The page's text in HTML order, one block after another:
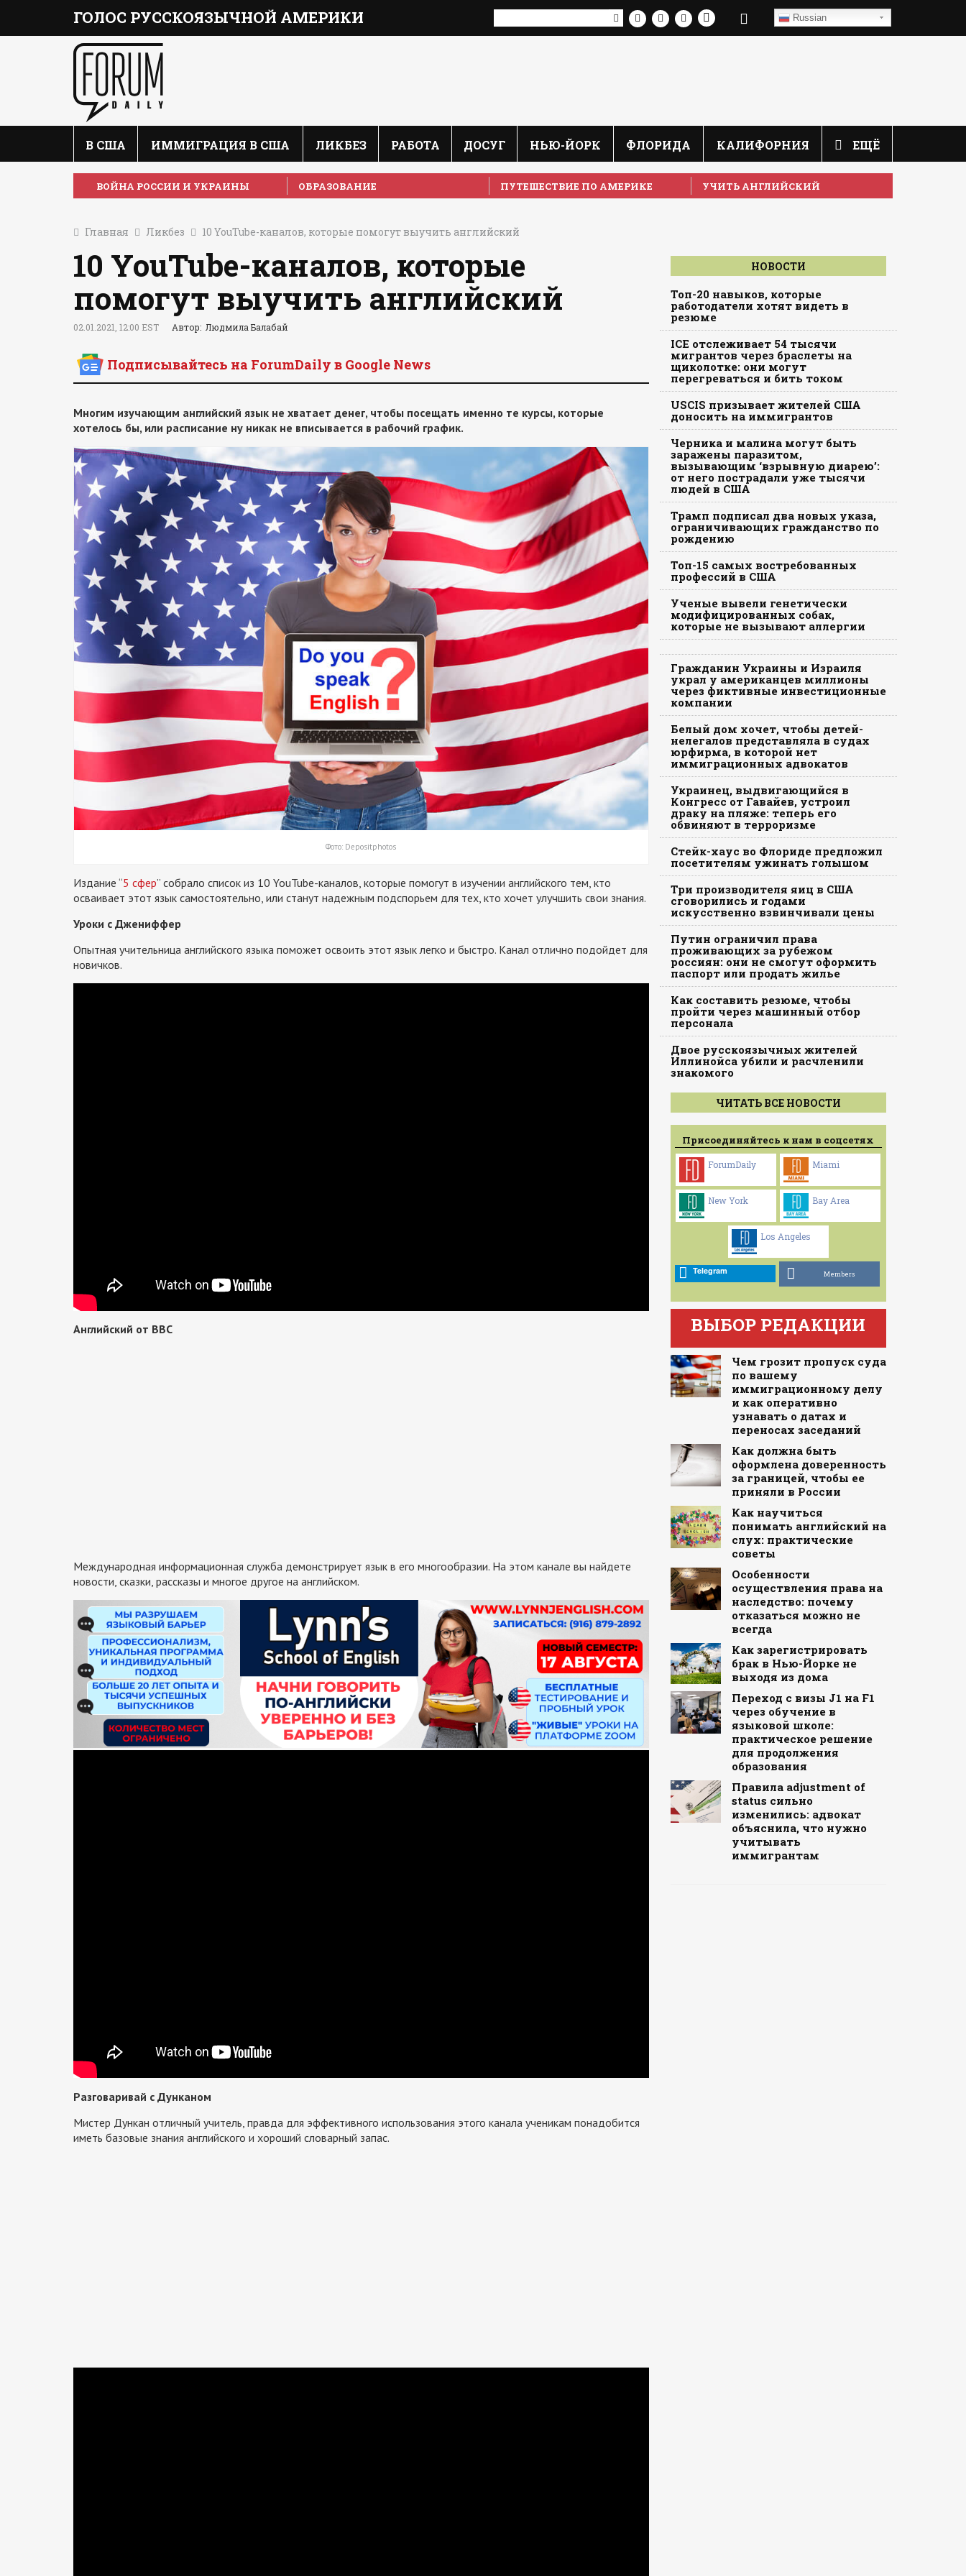
ГОЛОС РУССКОЯЗЫЧНОЙ АМЕРИКИ Russian
В США ИММИГРАЦИЯ В США ЛИКБЕЗ РАБОТА ДОСУГ НЬЮ-ЙОРК ФЛОРИДА КАЛИФОРНИЯ ЕЩЁ
ВОЙНА РОССИИ И УКРАИНЫ ОБРАЗОВАНИЕ ПУТЕШЕСТВИЕ ПО АМЕРИКЕ УЧИТЬ АНГЛИЙСКИЙ
Главная Ликбез 10 YouTube-каналов, которые помогут выучить английский
10 YouTube-каналов, которые
помогут выучить английский
02.01.2021, 12:00 EST Автор: Людмила Балабай
Подписывайтесь на ForumDaily в Google News
Многим изучающим английский язык не хватает денег, чтобы посещать именно те курсы, которые
хотелось бы, или расписание ну никак не вписывается в рабочий график.
Фото: Depositphotos
Издание “5 сфер” собрало список из 10 YouTube-каналов, которые помогут в изучении английского тем, кто
осваивает этот язык самостоятельно, или станут надежным подспорьем для тех, кто хочет улучшить свои знания.
Уроки с Джениффер
Опытная учительница английского языка поможет освоить этот язык легко и быстро. Канал отлично подойдет для
новичков.
Английский от BBC
Международная информационная служба демонстрирует язык в его многообразии. На этом канале вы найдете
новости, сказки, рассказы и многое другое на английском.
Разговаривай с Дунканом
Мистер Дункан отличный учитель, правда для эффективного использования этого канала ученикам понадобится
иметь базовые знания английского и хороший словарный запас.
НОВОСТИ
Топ-20 навыков, которые
работодатели хотят видеть в
резюме
ICE отслеживает 54 тысячи
мигрантов через браслеты на
щиколотке: они могут
перегреваться и бить током
USCIS призывает жителей США
доносить на иммигрантов
Черника и малина могут быть
заражены паразитом,
вызывающим ‘взрывную диарею’:
от него пострадали уже тысячи
людей в США
Трамп подписал два новых указа,
ограничивающих гражданство по
рождению
Топ-15 самых востребованных
профессий в США
Ученые вывели генетически
модифицированных собак,
которые не вызывают аллергии
Гражданин Украины и Израиля
украл у американцев миллионы
через фиктивные инвестиционные
компании
Белый дом хочет, чтобы детей-
нелегалов представляла в судах
юрфирма, в которой нет
иммиграционных адвокатов
Украинец, выдвигающийся в
Конгресс от Гавайев, устроил
драку на пляже: теперь его
обвиняют в терроризме
Стейк-хаус во Флориде предложил
посетителям ужинать голышом
Три производителя яиц в США
сговорились и годами
искусственно взвинчивали цены
Путин ограничил права
проживающих за рубежом
россиян: они не смогут оформить
паспорт или продать жилье
Как составить резюме, чтобы
пройти через машинный отбор
персонала
Двое русскоязычных жителей
Иллинойса убили и расчленили
знакомого
ЧИТАТЬ ВСЕ НОВОСТИ
Присоединяйтесь к нам в соцсетях
ForumDaily Miami
New York Bay Area
Los Angeles
Telegram Members
ВЫБОР РЕДАКЦИИ
Чем грозит пропуск суда
по вашему
иммиграционному делу
и как оперативно
узнавать о датах и
переносах заседаний
Как должна быть
оформлена доверенность
за границей, чтобы ее
приняли в России
Как научиться
понимать английский на
слух: практические
советы
Особенности
осуществления права на
наследство: почему
отказаться можно не
всегда
Как зарегистрировать
брак в Нью-Йорке не
выходя из дома
Переход с визы J1 на F1
через обучение в
языковой школе:
практическое решение
для продолжения
образования
Правила adjustment of
status сильно
изменились: адвокат
объяснила, что нужно
учитывать
иммигрантам